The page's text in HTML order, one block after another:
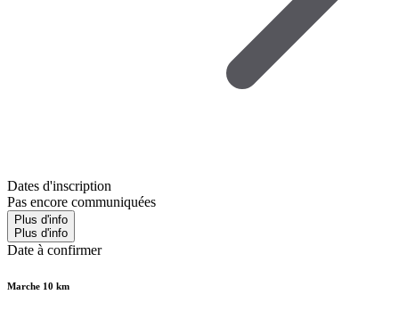
Dates d'inscription
Pas encore communiquées
Plus d'info
Plus d'info
Date à confirmer
Marche 10 km